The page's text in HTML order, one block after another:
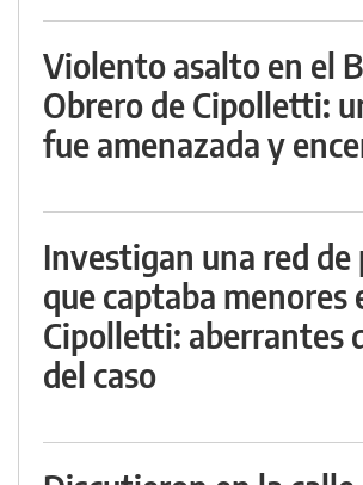
Violento asalto en el
Obrero de Cipolletti:
fue amenazada y
Investigan una red
que captaba menores
Cipolletti: aberrantes
del caso